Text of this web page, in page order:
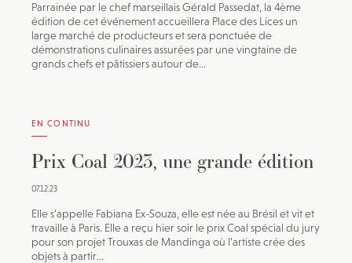
Parrainée par le chef marseillais Gérald Passedat, la 4ème
édition de cet événement accueillera Place des Lices un
large marché de producteurs et sera ponctuée de
démonstrations culinaires assurées par une vingtaine de
grands chefs et pâtissiers autour de...
EN CONTINU
Prix Coal 2023, une grande édition
07.12.23
Elle s’appelle Fabiana Ex-Souza, elle est née au Brésil et vit et
travaille à Paris. Elle a reçu hier soir le prix Coal spécial du jury
pour son projet Trouxas de Mandinga où l’artiste crée des
objets à partir...